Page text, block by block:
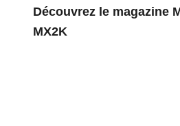
Découvrez le magazine
MX2K